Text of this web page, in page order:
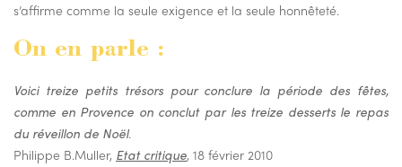
s’affirme comme la seule exigence et la seule honnêteté.
On en parle :
Voici treize petits trésors pour conclure la période des fêtes,
comme en Provence on conclut par les treize desserts le repas
du réveillon de Noël.
Philippe B.Muller, Etat critique, 18 février 2010